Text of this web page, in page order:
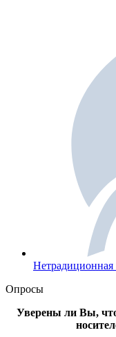
Опросы
Уверены ли Вы,